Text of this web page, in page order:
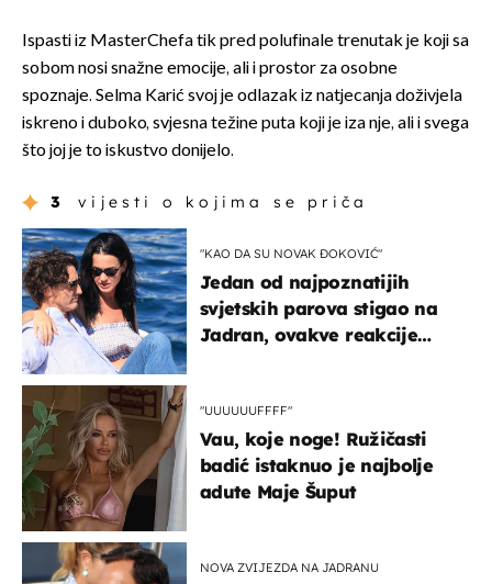
Ispasti iz MasterChefa tik pred polufinale trenutak je koji sa
sobom nosi snažne emocije, ali i prostor za osobne
spoznaje. Selma Karić svoj je odlazak iz natjecanja doživjela
iskreno i duboko, svjesna težine puta koji je iza nje, ali i svega
što joj je to iskustvo donijelo.
3 vijesti o kojima se priča
"KAO DA SU NOVAK ĐOKOVIĆ"
Jedan od najpoznatijih
svjetskih parova stigao na
Jadran, ovakve reakcije
"UUUUUUFFFF"
Vau, koje noge! Ružičasti
badić istaknuo je najbolje
adute Maje Šuput
NOVA ZVIJEZDA NA JADRANU